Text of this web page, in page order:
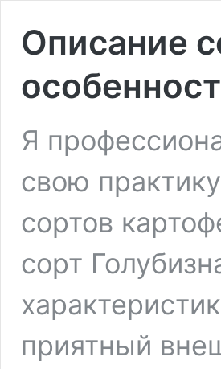
Описание
Я
свою
сортов
сорт
приятный